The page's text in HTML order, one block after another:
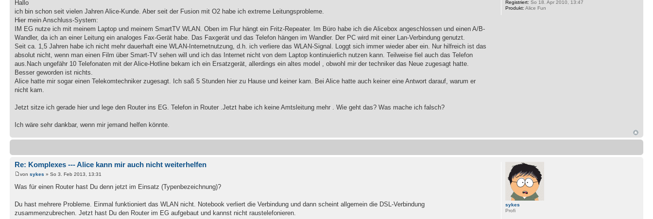
Hallo
ich bin schon seit vielen Jahren Alice-Kunde. Aber seit der Fusion mit O2 habe ich extreme Leitungsprobleme.
Hier mein Anschluss-System:
IM EG nutze ich mit meinem Laptop und meinem SmartTV WLAN. Oben im Flur hängt ein Fritz-Repeater. Im Büro habe ich die Alicebox angeschlossen und einen A/B-
Wandler, da ich an einer Leitung ein analoges Fax-Gerät habe. Das Faxgerät und das Telefon hängen im Wandler. Der PC wird mit einer Lan-Verbindung genutzt.
Seit ca. 1,5 Jahren habe ich nicht mehr dauerhaft eine WLAN-Internetnutzung, d.h. ich verliere das WLAN-Signal. Loggt sich immer wieder aber ein. Nur hilfreich ist das
absolut nicht, wenn man einen Film über Smart-TV sehen will und ich das Internet nicht von dem Laptop kontinuierlich nutzen kann. Teilweise fiel auch das Telefon
aus.Nach ungefähr 10 Telefonaten mit der Alice-Hotline bekam ich ein Ersatzgerät, allerdings ein altes model , obwohl mir der techniker das Neue zugesagt hatte.
Besser geworden ist nichts.
Alice hatte mir sogar einen Telekomtechniker zugesagt. Ich saß 5 Stunden hier zu Hause und keiner kam. Bei Alice hatte auch keiner eine Antwort darauf, warum er
nicht kam.
Jetzt sitze ich gerade hier und lege den Router ins EG. Telefon in Router .Jetzt habe ich keine Amtsleitung mehr . Wie geht das? Was mache ich falsch?
Ich wäre sehr dankbar, wenn mir jemand helfen könnte.
Registriert: So 18. Apr 2010, 13:47
Produkt: Alice Fun
Re: Komplexes --- Alice kann mir auch nicht weiterhelfen
von sykes » So 3. Feb 2013, 13:31
Was für einen Router hast Du denn jetzt im Einsatz (Typenbezeichnung)?
Du hast mehrere Probleme. Einmal funktioniert das WLAN nicht. Notebook verliert die Verbindung und dann scheint allgemein die DSL-Verbindung
zusammenzubrechen. Jetzt hast Du den Router im EG aufgebaut und kannst nicht raustelefonieren.
sykes
Profi